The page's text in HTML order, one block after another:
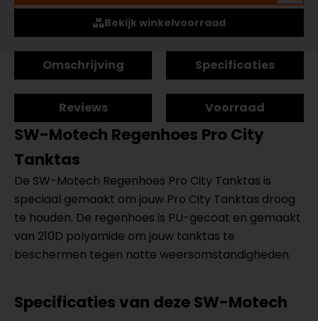
Bekijk winkelvoorraad
Omschrijving Specificaties
Reviews Voorraad
SW-Motech Regenhoes Pro City
Tanktas
De SW-Motech Regenhoes Pro City Tanktas is
speciaal gemaakt om jouw Pro City Tanktas droog
te houden. De regenhoes is PU-gecoat en gemaakt
van 210D polyamide om jouw tanktas te
beschermen tegen natte weersomstandigheden.
Specificaties van deze SW-Motech